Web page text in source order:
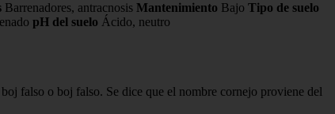
Barrenadores, antracnosis Mantenimiento Bajo Tipo de suelo
pH del suelo Ácido, neutro
falso o boj falso. Se dice que el nombre cornejo proviene del